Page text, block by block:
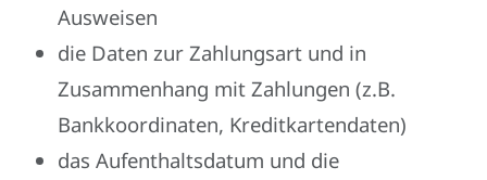
Ausweisen
die Daten zur Zahlungsart und in
Zusammenhang mit Zahlungen (z.B.
Bankkoordinaten, Kreditkartendaten)
das Aufenthaltsdatum und die